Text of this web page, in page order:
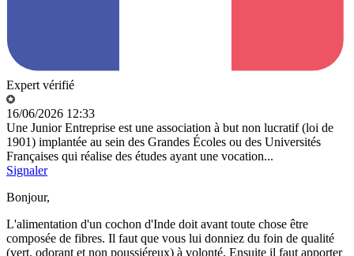
Expert vérifié
16/06/2026 12:33
Une Junior Entreprise est une association à but non lucratif (loi de
1901) implantée au sein des Grandes Écoles ou des Universités
Françaises qui réalise des études ayant une vocation...
Signaler
Bonjour,
L'alimentation d'un cochon d'Inde doit avant toute chose être
composée de fibres. Il faut que vous lui donniez du foin de qualité
(vert, odorant et non poussiéreux) à volonté. Ensuite il faut apporter